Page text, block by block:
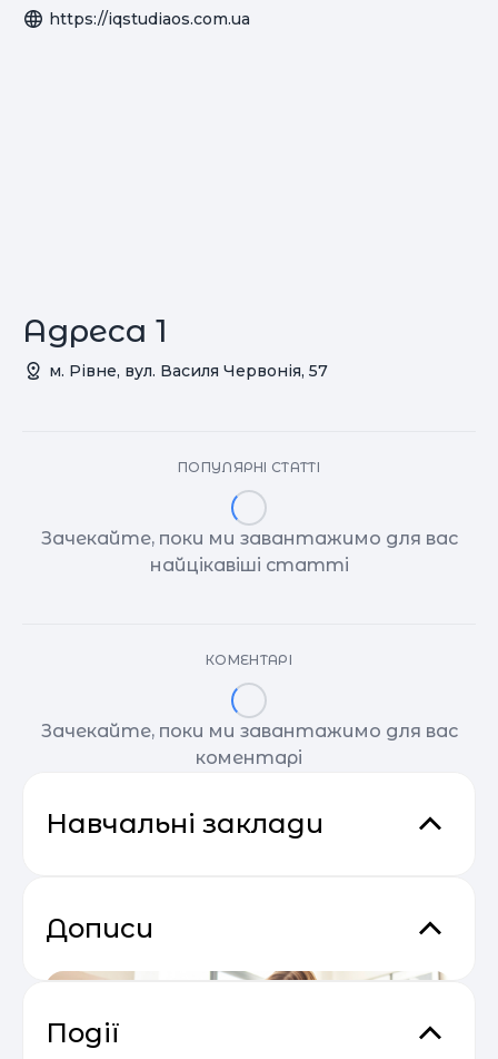
https://iqstudiaos.com.ua
Адреса 1
м. Рівне, вул. Василя Червонія, 57
ПОПУЛЯРНІ СТАТТІ
Зачекайте, поки ми завантажимо для вас
найцікавіші статті
КОМЕНТАРІ
Зачекайте, поки ми завантажимо для вас
коментарі
Навчальні заклади
Дописи
Події